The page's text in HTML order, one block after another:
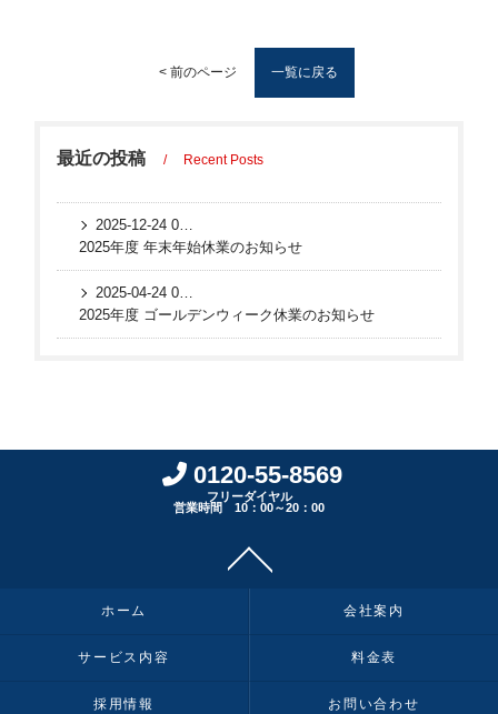
< 前のページ 一覧に戻る
最近の投稿 Recent Posts
2025-12-24 01:35:24 UTC
2025年度 年末年始休業のお知らせ
2025-04-24 04:41:54 UTC
2025年度 ゴールデンウィーク休業のお知らせ
0120-55-8569
フリーダイヤル
営業時間 10：00～20：00
ホーム 会社案内
サービス内容 料金表
採用情報 お問い合わせ